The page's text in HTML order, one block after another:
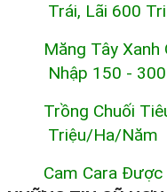
Trái, Lãi 600
Măng Tây Xanh
Nhập 150 -
Trồng Chuối
Triệu/ha/năm
Cam Cara